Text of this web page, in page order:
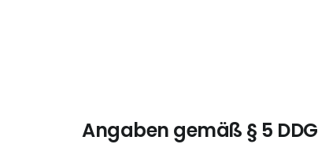
Angaben gemäß § 5 DDG